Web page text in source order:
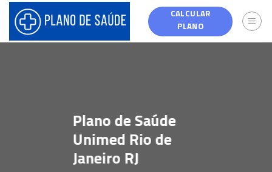
content
CALCULAR
PLANO
Plano de Saúde
Unimed Rio de
Janeiro RJ